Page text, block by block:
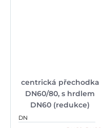
centrická přechodka
DN60/80, s hrdlem
DN60 (redukce)
DN